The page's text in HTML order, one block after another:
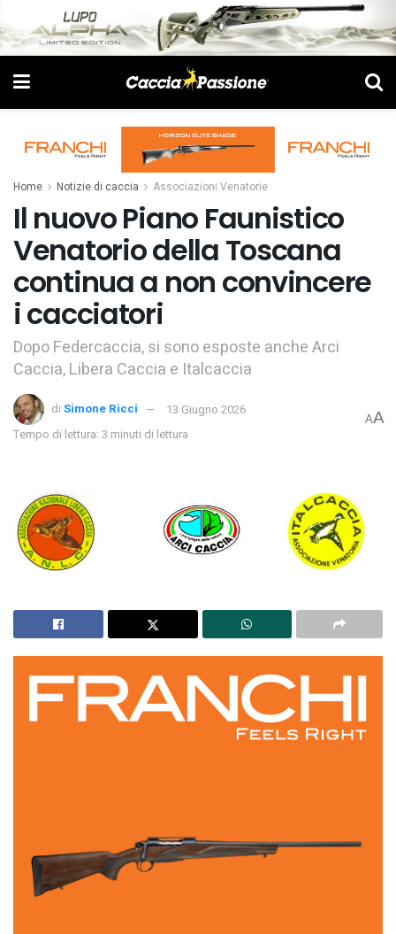
Home Notizie di caccia Associazioni Venatorie
Il nuovo Piano Faunistico
Venatorio della Toscana
continua a non convincere
i cacciatori
Dopo Federcaccia, si sono esposte anche Arci
Caccia, Libera Caccia e Italcaccia
di Simone Ricci
13 Giugno 2026
Tempo di lettura: 3 minuti di lettura
AA